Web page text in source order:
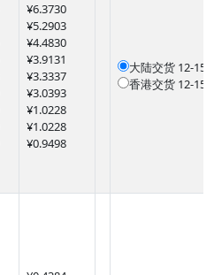
¥6.3730
¥5.2903
¥4.4830
¥3.9131
¥3.3337
¥3.0393
¥1.0228
¥1.0228
¥0.9498
大陆交货 12-15
香港交货 12-15